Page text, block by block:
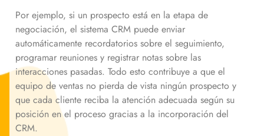
Por ejemplo, si un prospecto está en la etapa de
negociación, el sistema CRM puede enviar
automáticamente recordatorios sobre el seguimiento,
programar reuniones y registrar notas sobre las
interacciones pasadas. Todo esto contribuye a que el
equipo de ventas no pierda de vista ningún prospecto y
que cada cliente reciba la atención adecuada según su
posición en el proceso gracias a la incorporación del
CRM.